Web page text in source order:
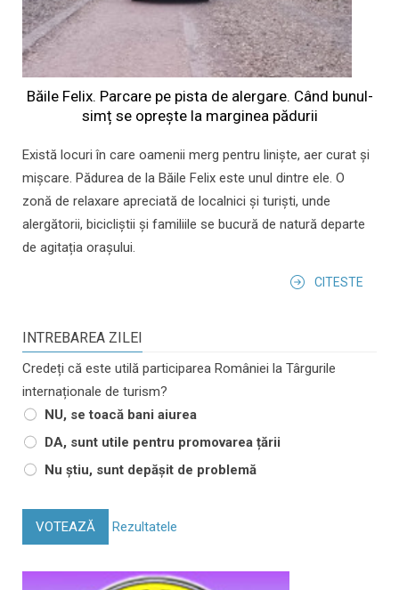
Băile Felix. Parcare pe pista de alergare. Când bunul-
simț se oprește la marginea pădurii
Există locuri în care oamenii merg pentru liniște, aer curat și
mișcare. Pădurea de la Băile Felix este unul dintre ele. O
zonă de relaxare apreciată de localnici și turiști, unde
alergătorii, bicicliștii și familiile se bucură de natură departe
de agitația orașului.
CITESTE
INTREBAREA ZILEI
Credeți că este utilă participarea României la Târgurile
internaționale de turism?
NU, se toacă bani aiurea
DA, sunt utile pentru promovarea țării
Nu știu, sunt depășit de problemă
VOTEAZĂ Rezultatele